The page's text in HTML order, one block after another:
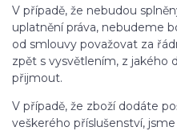
V případě, že nebudou
uplatnění práva, nebudeme
od smlouvy považovat za
zpět s vysvětlením, z jakého
přijmout.
V případě, že zboží dodáte
veškerého příslušenství,